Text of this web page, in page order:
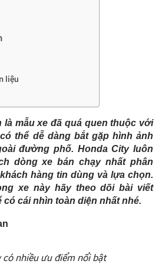
liệu
là mẫu xe đã quá quen thuộc với
thể dễ dàng bắt gặp hình ảnh
đường phố. Honda City luôn
dòng xe bán chạy nhất phân
hàng tin dùng và lựa chọn.
xe này hãy theo dõi bài viết
cái nhìn toàn diện nhất nhé.
có nhiều ưu điểm nổi bật